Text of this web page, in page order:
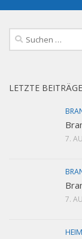
Suchen
nach:
LETZTE BEITRÄGE
7.
7.